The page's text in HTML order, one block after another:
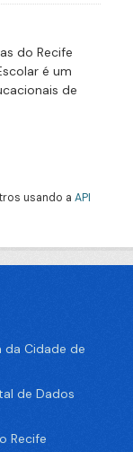
do Recife
é um
de
usando a API
da Cidade de
de Dados
Recife